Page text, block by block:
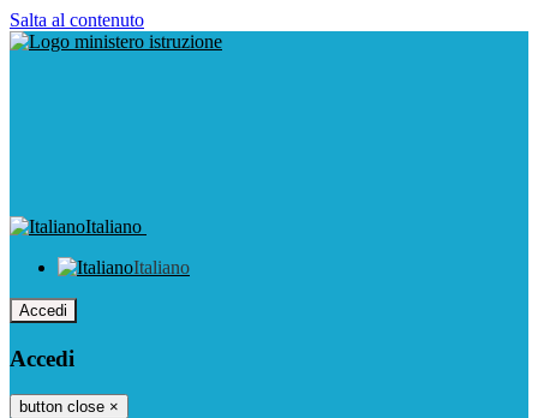
Salta al contenuto
Italiano
Italiano
Accedi
Accedi
button close ×